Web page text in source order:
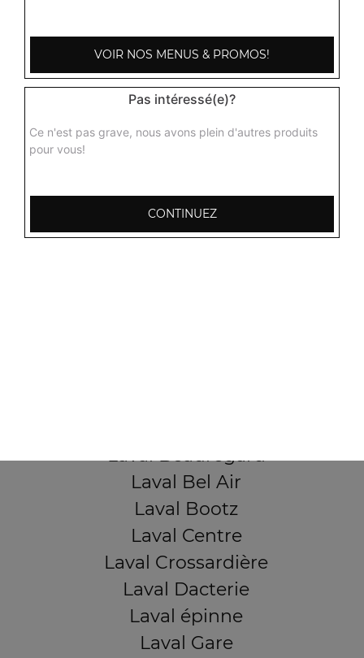
Laval Beauregard
Laval Bel Air
Laval Bootz
Laval Centre
Laval Crossardière
Laval Dacterie
Laval épinne
Laval Gare
VOIR NOS MENUS & PROMOS!
Pas intéressé(e)?
Ce n'est pas grave, nous avons plein d'autres produits
pour vous!
CONTINUEZ